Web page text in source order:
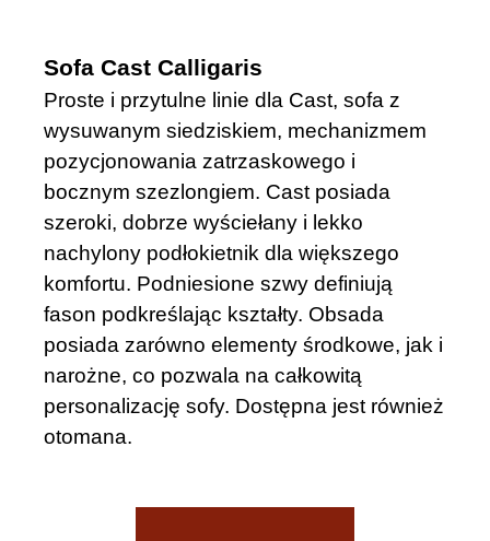
Sofa Cast Calligaris
Proste i przytulne linie dla Cast, sofa z
wysuwanym siedziskiem, mechanizmem
pozycjonowania zatrzaskowego i
bocznym szezlongiem. Cast posiada
szeroki, dobrze wyściełany i lekko
nachylony podłokietnik dla większego
komfortu. Podniesione szwy definiują
fason podkreślając kształty. Obsada
posiada zarówno elementy środkowe, jak i
narożne, co pozwala na całkowitą
personalizację sofy. Dostępna jest również
otomana.